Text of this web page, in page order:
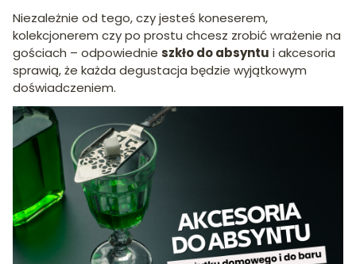
Niezależnie od tego, czy jesteś koneserem,
kolekcjonerem czy po prostu chcesz zrobić wrażenie na
gościach – odpowiednie szkło do absyntu i akcesoria
sprawią, że każda degustacja będzie wyjątkowym
doświadczeniem.